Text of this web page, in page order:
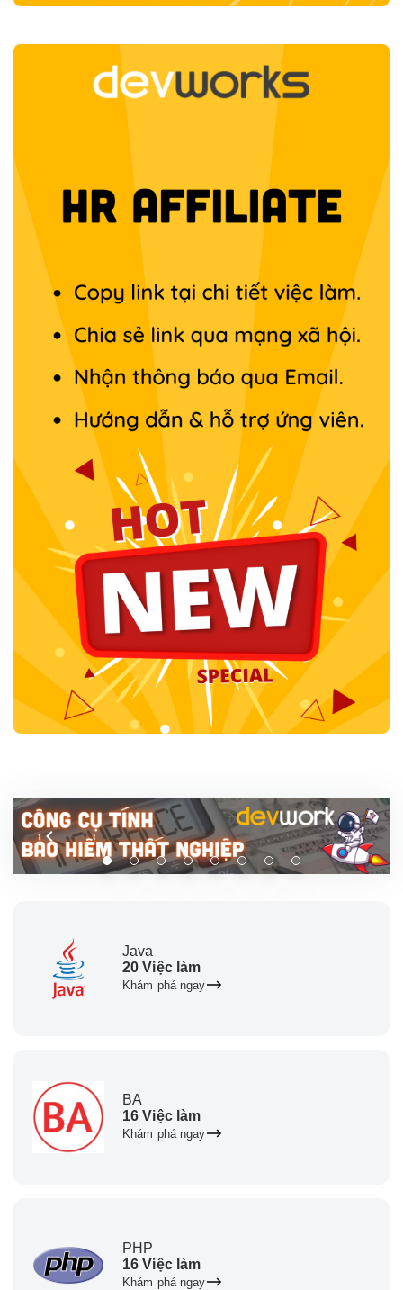
Java
20 Việc làm
Khám phá ngay
BA
16 Việc làm
Khám phá ngay
PHP
16 Việc làm
Khám phá ngay